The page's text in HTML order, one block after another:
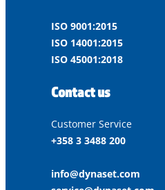
ISO 9001:2015
ISO 14001:2015
ISO 45001:2018
Contact us
Customer Service
+358 3 3488 200
info@dynaset.com